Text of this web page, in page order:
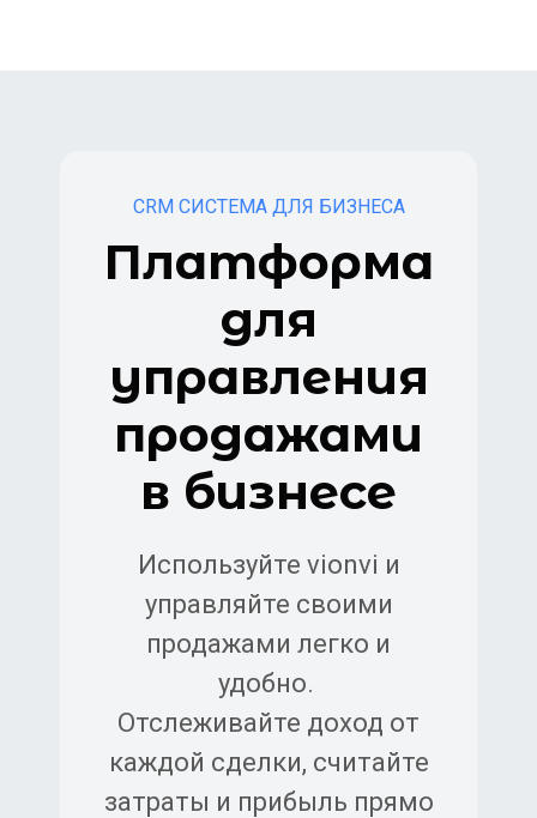
CRM СИСТЕМА ДЛЯ БИЗНЕСА
Платформа
для
управления
продажами
в бизнесе
Используйте vionvi и
управляйте своими
продажами легко и
удобно.
Отслеживайте доход от
каждой сделки, считайте
затраты и прибыль прямо